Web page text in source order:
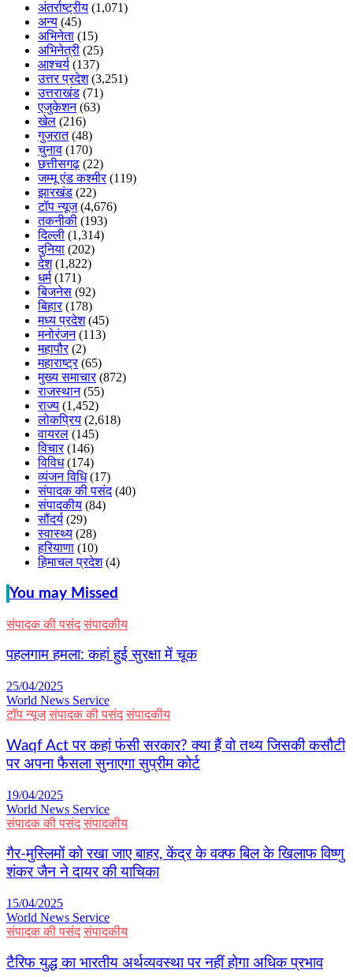
अंतर्राष्ट्रीय (1,071)
अन्य (45)
अभिनेता (15)
अभिनेत्री (25)
आश्चर्य (137)
उत्तर प्रदेश(3,251)
उत्तराखंड (71)
एजुकेशन(63)
खेल (216)
गुजरात(48)
चुनाव (170)
छत्तीसगढ़ (22)
जम्मू एंड कश्मीर(119)
झारखंड (22)
टॉप न्यूज(4,676)
तकनीकी (193)
दिल्ली (1,314)
दुनिया (202)
देश(1,822)
धर्म(171)
बिजनेस (92)
बिहार(178)
मध्य प्रदेश(45)
मनोरंजन(113)
महापौर(2)
महाराष्ट्र(65)
मुख्य समाचार(872)
राजस्थान(55)
राज्य (1,452)
लोकप्रिय (2,618)
वायरल (145)
विचार(146)
विविध(174)
व्यंजन विधि(17)
संपादक की पसंद(40)
संपादकीय (84)
सौंदर्य (29)
स्वास्थ्य (28)
हरियाणा (10)
हिमाचल प्रदेश(4)
You may Missed
संपादक की पसंद संपादकीय
पहलगाम हमला: कहां हुई सुरक्षा में चूक
25/04/2025
World News Service
टॉप न्यूज संपादक की पसंद संपादकीय
Waqf Act पर कहां फंसी सरकार? क्या हैं वो तथ्य जिसकी कसौटी
पर अपना फैसला सुनाएगा सुप्रीम कोर्ट
19/04/2025
World News Service
संपादक की पसंद संपादकीय
गैर-मुस्लिमों को रखा जाए बाहर, केंद्र के वक्फ बिल के खिलाफ विष्णु
शंकर जैन ने दायर की याचिका
15/04/2025
World News Service
संपादक की पसंद संपादकीय
टैरिफ युद्ध का भारतीय अर्थव्यवस्था पर नहीं होगा अधिक प्रभाव